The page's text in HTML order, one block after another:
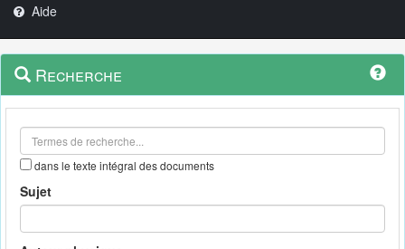
Aide
Navigation
outils
Menu
contextuel
Recherche
dans le texte intégral des documents
Sujet